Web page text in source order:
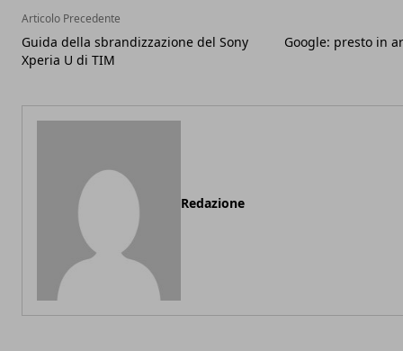
Articolo Precedente
Guida della sbrandizzazione del Sony
Xperia U di TIM
Google: presto in
Redazione